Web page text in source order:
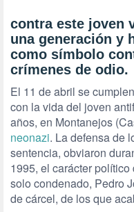
contra este joven
una generación y
como símbolo
crímenes de odio.
El 11 de abril se
con la vida del joven
años, en Montanejos
neonazi. La defensa de
sentencia, obviaron
1995, el carácter
solo condenado, Pedro
de cárcel, de los que